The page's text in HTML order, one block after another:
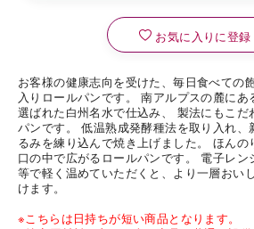
お気に入りに登録
お客様の健康志向を受けた、毎日食べての
入りロールパンです。 南アルプスの麓にあ
選ばれた白州名水で仕込み、 製法にもこだ
パンです。 低温熟成発酵種法を取り入れ、
るみを練り込んで焼き上げました。 ほん
口の中で広がるロールパンです。 電子レン
等で軽く温めていただくと、より一層おい
けます。
※こちらは日持ちが短い商品となります。